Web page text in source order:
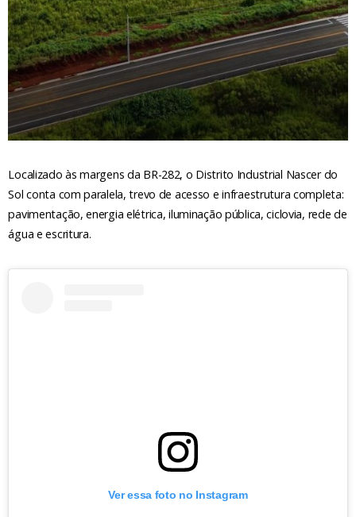
Localizado às margens da BR-282, o Distrito Industrial Nascer do
Sol conta com paralela, trevo de acesso e infraestrutura completa:
pavimentação, energia elétrica, iluminação pública, ciclovia, rede de
água e escritura.
Ver essa foto no Instagram